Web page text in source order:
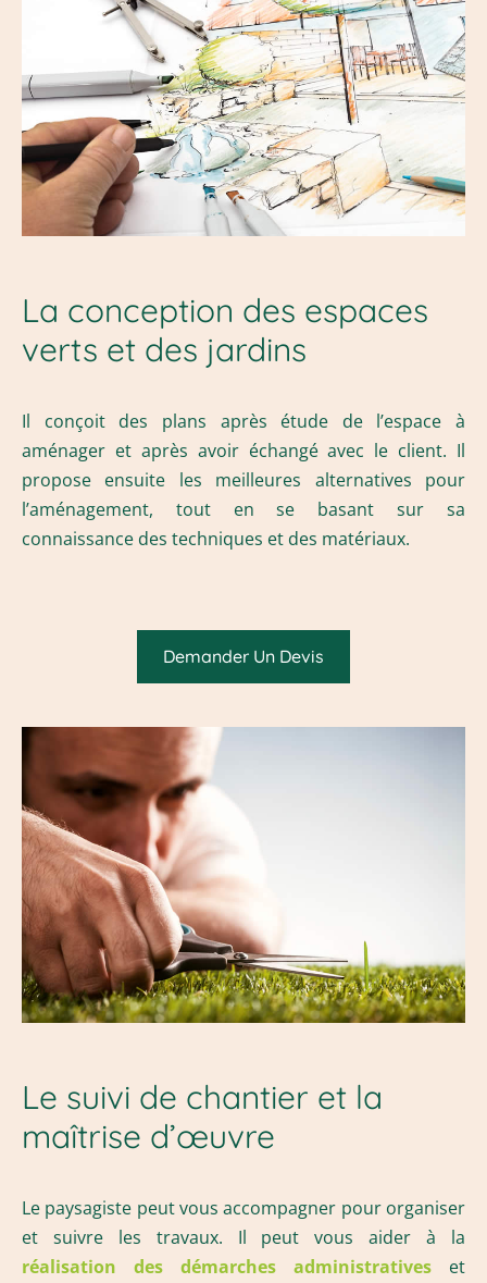
La conception des espaces
verts et des jardins
Il conçoit des plans après étude de l’espace à
aménager et après avoir échangé avec le client. Il
propose ensuite les meilleures alternatives pour
l’aménagement, tout en se basant sur sa
connaissance des techniques et des matériaux.
Demander Un Devis
Le suivi de chantier et la
maîtrise d’œuvre
Le paysagiste peut vous accompagner pour organiser
et suivre les travaux. Il peut vous aider à la
réalisation des démarches administratives et